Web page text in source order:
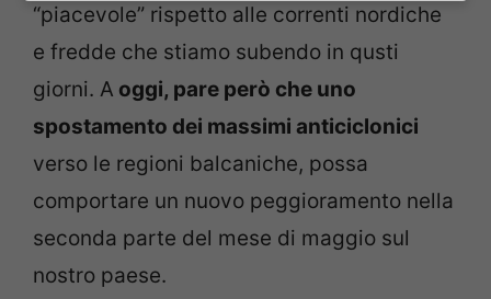
“piacevole” rispetto alle correnti nordiche
e fredde che stiamo subendo in qusti
giorni. A oggi, pare però che uno
spostamento dei massimi anticiclonici
verso le regioni balcaniche, possa
comportare un nuovo peggioramento nella
seconda parte del mese di maggio sul
nostro paese.